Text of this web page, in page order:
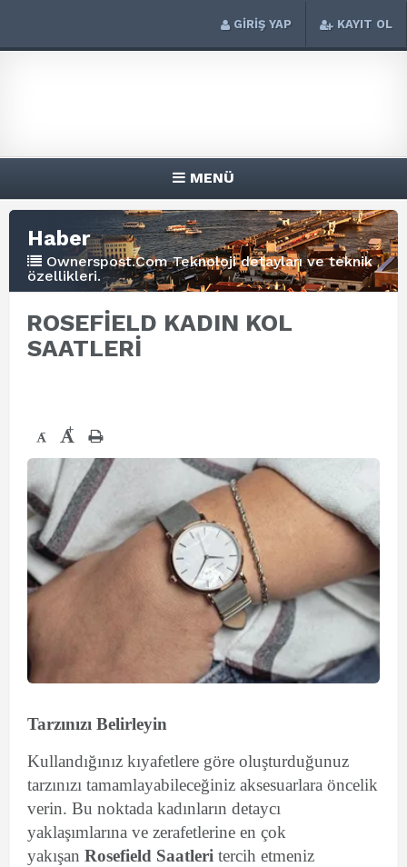
GİRİŞ YAP KAYIT OL
MENÜ
Haber
Ownerspost.Com Teknoloji detayları ve teknik
özellikleri.
ROSEFİELD KADIN KOL
SAATLERİ
- +
Tarzınızı Belirleyin
Kullandığınız kıyafetlere göre oluşturduğunuz
tarzınızı tamamlayabileceğiniz aksesuarlara öncelik
verin. Bu noktada kadınların detaycı
yaklaşımlarına ve zerafetlerine en çok
yakışan Rosefield Saatleri tercih etmeniz